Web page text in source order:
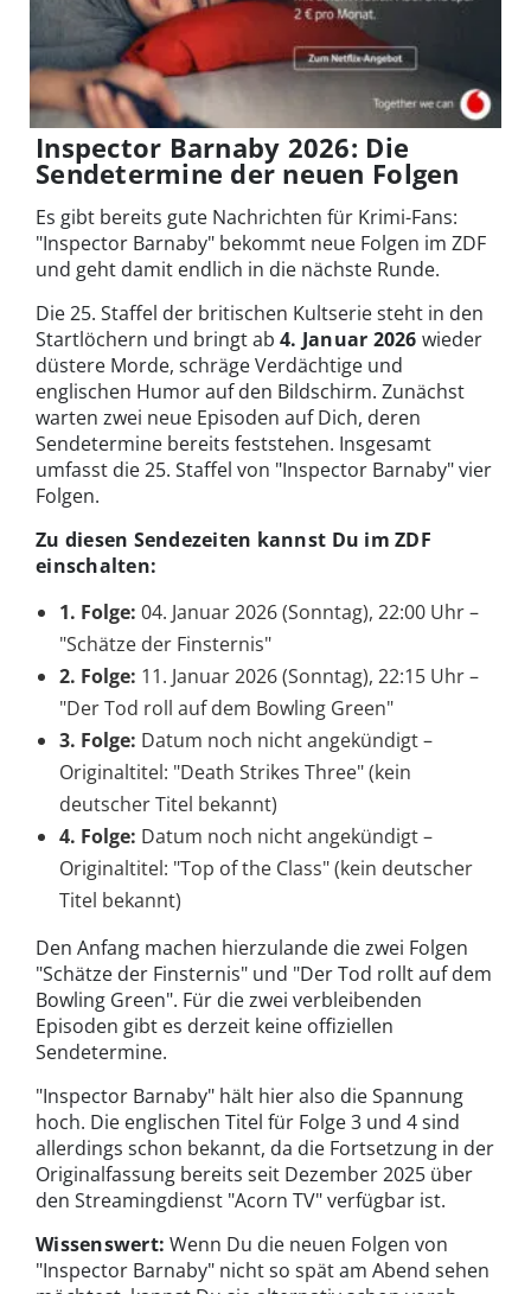
Inspector Barnaby 2026: Die
Sendetermine der neuen Folgen
Es gibt bereits gute Nachrichten für Krimi-Fans:
"Inspector Barnaby" bekommt neue Folgen im ZDF
und geht damit endlich in die nächste Runde.
Die 25. Staffel der britischen Kultserie steht in den
Startlöchern und bringt ab 4. Januar 2026 wieder
düstere Morde, schräge Verdächtige und
englischen Humor auf den Bildschirm. Zunächst
warten zwei neue Episoden auf Dich, deren
Sendetermine bereits feststehen. Insgesamt
umfasst die 25. Staffel von "Inspector Barnaby" vier
Folgen.
Zu diesen Sendezeiten kannst Du im ZDF
einschalten:
1. Folge: 04. Januar 2026 (Sonntag), 22:00 Uhr –
"Schätze der Finsternis"
2. Folge: 11. Januar 2026 (Sonntag), 22:15 Uhr –
"Der Tod roll auf dem Bowling Green"
3. Folge: Datum noch nicht angekündigt –
Originaltitel: "Death Strikes Three" (kein
deutscher Titel bekannt)
4. Folge: Datum noch nicht angekündigt –
Originaltitel: "Top of the Class" (kein deutscher
Titel bekannt)
Den Anfang machen hierzulande die zwei Folgen
"Schätze der Finsternis" und "Der Tod rollt auf dem
Bowling Green". Für die zwei verbleibenden
Episoden gibt es derzeit keine offiziellen
Sendetermine.
"Inspector Barnaby" hält hier also die Spannung
hoch. Die englischen Titel für Folge 3 und 4 sind
allerdings schon bekannt, da die Fortsetzung in der
Originalfassung bereits seit Dezember 2025 über
den Streamingdienst "Acorn TV" verfügbar ist.
Wissenswert: Wenn Du die neuen Folgen von
"Inspector Barnaby" nicht so spät am Abend sehen